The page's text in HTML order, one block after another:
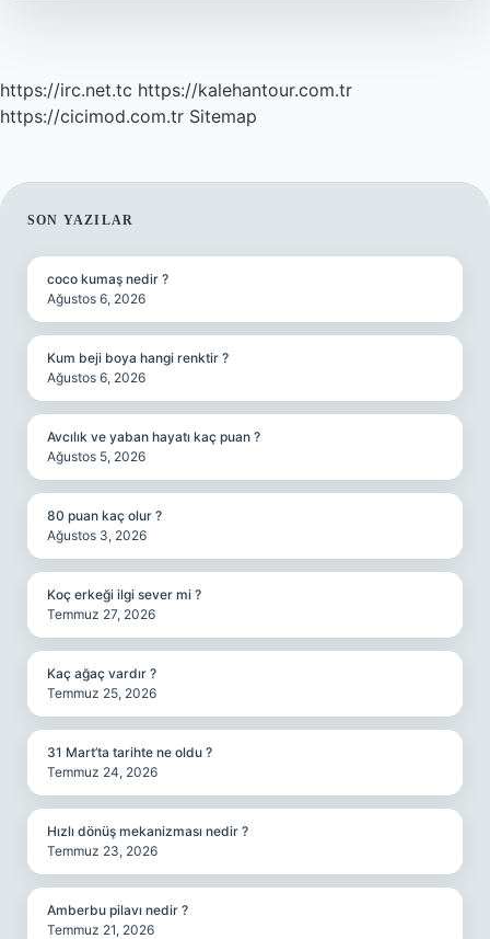
https://irc.net.tc https://kalehantour.com.tr
https://cicimod.com.tr Sitemap
SIDEBAR
SON YAZILAR
coco kumaş nedir ?
Ağustos 6, 2026
Kum beji boya hangi renktir ?
Ağustos 6, 2026
Avcılık ve yaban hayatı kaç puan ?
Ağustos 5, 2026
80 puan kaç olur ?
Ağustos 3, 2026
Koç erkeği ilgi sever mi ?
Temmuz 27, 2026
Kaç ağaç vardır ?
Temmuz 25, 2026
31 Mart’ta tarihte ne oldu ?
Temmuz 24, 2026
Hızlı dönüş mekanizması nedir ?
Temmuz 23, 2026
Amberbu pilavı nedir ?
Temmuz 21, 2026